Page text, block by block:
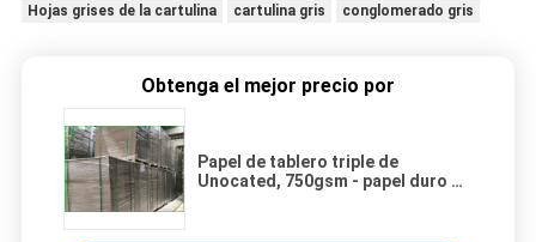
Hojas grises de la cartulina cartulina gris conglomerado gris
Obtenga el mejor precio por
Papel de tablero triple de
Unocated, 750gsm - papel duro de